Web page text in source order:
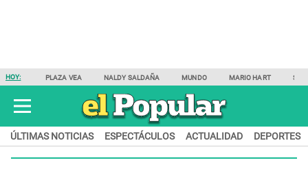
HOY: PLAZA VEA NALDY SALDAÑA MUNDO MARIO HART
ÚLTIMAS NOTICIAS ESPECTÁCULOS ACTUALIDAD DEPORTES